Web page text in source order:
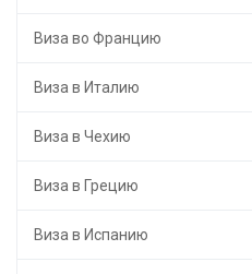
Виза во Францию
Виза в Италию
Виза в Чехию
Виза в Грецию
Виза в Испанию